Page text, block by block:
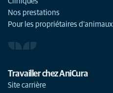
Nos prestations
Pour les propriétaires d'animaux
Travailler chez AniCura
Site carrière